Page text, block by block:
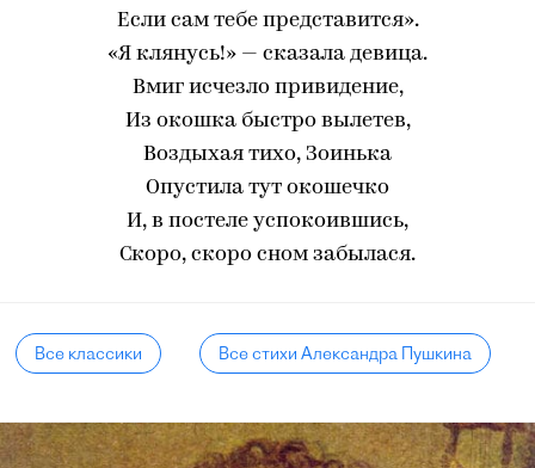
Если сам тебе представится».
«Я клянусь!» — сказала девица.
Вмиг исчезло привидение,
Из окошка быстро вылетев,
Воздыхая тихо, Зоинька
Опустила тут окошечко
И, в постеле успокоившись,
Скоро, скоро сном забылася.
Все классики Все стихи Александра Пушкина